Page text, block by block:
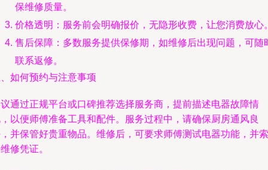
保维修质量。
价格透明：服务前会明确报价，无隐形收费，让您消费放心
售后保障：多数服务提供保修期，如维修后出现问题，可随
联系返修。
如何预约与注意事项
通过正规平台或口碑推荐选择服务商，提前描述电器故障情
以便师傅准备工具和配件。服务过程中，请确保厨房通风良
并保管好贵重物品。维修后，可要求师傅测试电器功能，并索
修凭证。